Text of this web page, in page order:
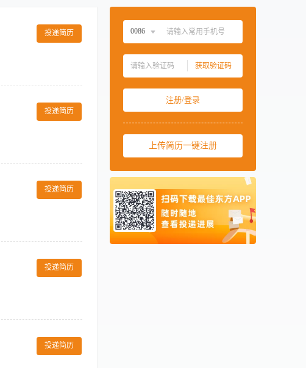
投递简历
事工作的监督、指导、
酒店创造良好的经营
品牌连锁酒店总经理
建设能力及承受工作压
投递简历
托东方写意美学，以
，以璞玉般温润的服
。贵州作为中国西南
及县域市场的酒店网络
定价策略和销售策略，
的品牌影响力和竞争
团培养和输送管理人
细化管理：向精细化管
融入贵州本地商业生
端酒店运营管理模式，
调整经营策略； · 具
件设施的维护与保
投递简历
投诉与突发事件，维护
对酒店OTA平台精炼，
1、4年以上店长工作经
决团队矛盾。 3、强烈
。 5、对数据敏感，具
条件。
投递简历
各部门服务及管理流
投递简历
0086
获取验证码
注册/登录
上传简历一键注册
中国大陆 0086
中国澳门 00853
西班牙
泰国 0066
柬埔寨 00855
00971